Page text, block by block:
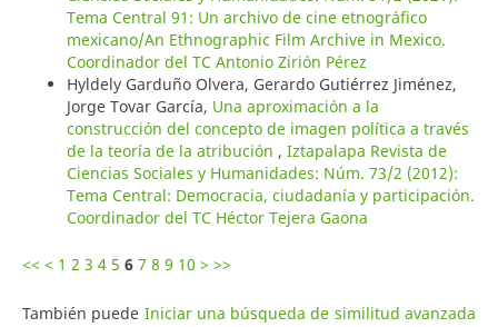
Tema Central 91: Un archivo de cine etnográfico
mexicano/An Ethnographic Film Archive in Mexico.
Coordinador del TC Antonio Zirión Pérez
Hyldely Garduño Olvera, Gerardo Gutiérrez Jiménez,
Jorge Tovar García, Una aproximación a la
construcción del concepto de imagen política a través
de la teoría de la atribución , Iztapalapa Revista de
Ciencias Sociales y Humanidades: Núm. 73/2 (2012):
Tema Central: Democracia, ciudadanía y participación.
Coordinador del TC Héctor Tejera Gaona
<< < 1 2 3 4 5 6 7 8 9 10 > >>
También puede Iniciar una búsqueda de similitud avanzada